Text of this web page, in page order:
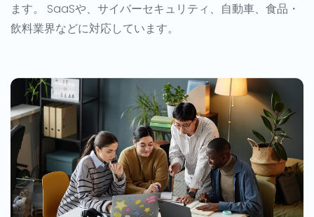
ます。 SaaSや、サイバーセキュリティ、自動車、食品・
飲料業界などに対応しています。